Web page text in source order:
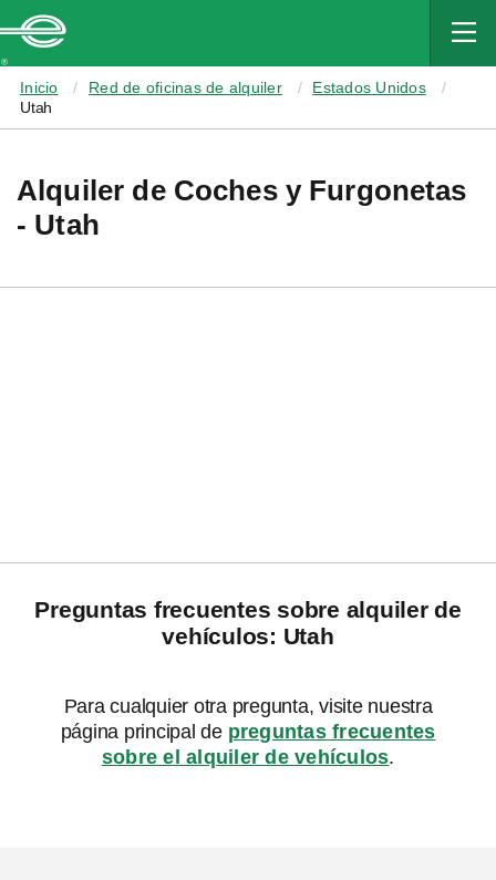
CONTENT
Inicio Red de oficinas de alquiler
Estados Unidos
Utah
Alquiler de Coches y Furgonetas
- Utah
Preguntas frecuentes sobre alquiler de
vehículos: Utah
Para cualquier otra pregunta, visite nuestra
página principal de preguntas frecuentes
sobre el alquiler de vehículos.